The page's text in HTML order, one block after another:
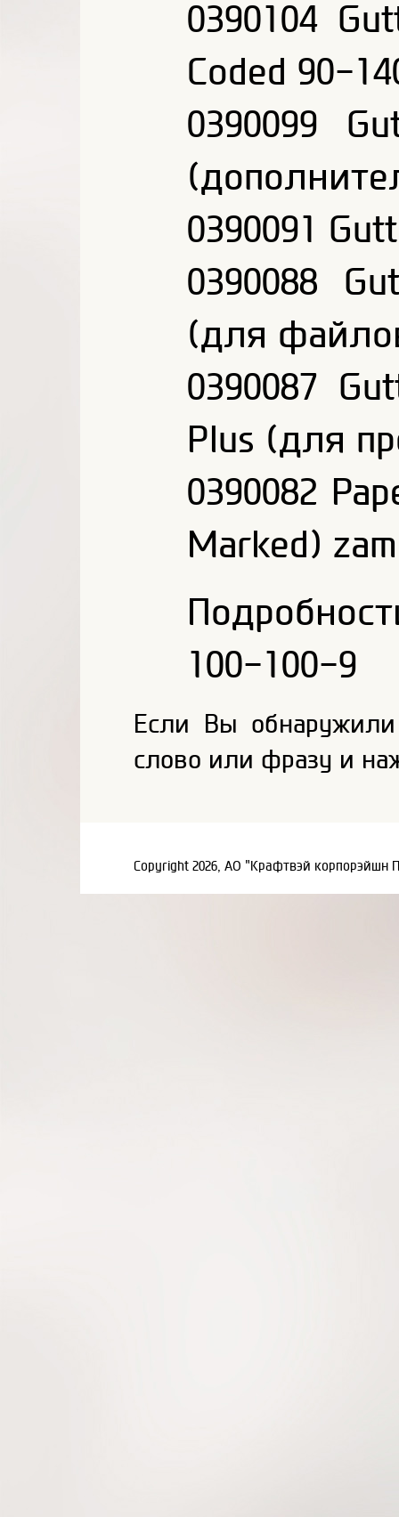
0390104
Coded 90-
0390099
0390091
0390088
(для
0390087
Plus (для
0390082
Marked)
100-100-9
Если Вы
слово или фразу и
Copyright 2026, АО "Крафтвэй корпорэйшн